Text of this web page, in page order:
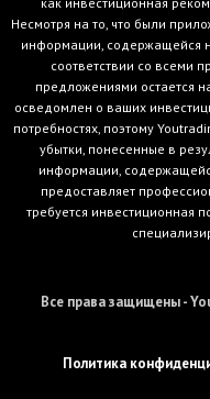
Несмотря на то, что были
информации, содержащейся
соответствии со всеми
предложениями остается
осведомлен о ваших
потребностях, поэтому
убытки, понесенные в
информации,
предоставляет
требуется инвестиционная
Все права защищены -
Политика